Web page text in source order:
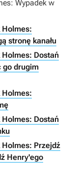
Wypadek w
Holmes:
stronę kanału
Dostań
go drugim
Holmes:
Dostań
Przejdź
Henry'ego